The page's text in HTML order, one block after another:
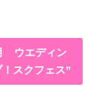
ウエディン
スクフェス”